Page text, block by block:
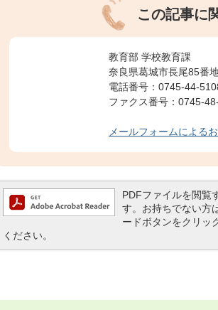
この記事に
教育部 学校教育課
奈良県葛城市長尾85番
電話番号：0745-44-
ファクス番号：0745-
メールフォームによる
PDFファイルを閲覧
す。お持ちでない方
ードボタンをクリッ
ください。